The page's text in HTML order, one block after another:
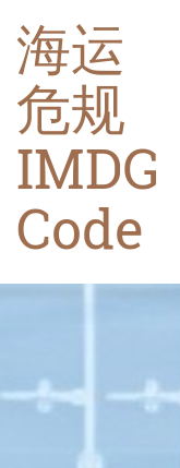
海运
危规
IMDG
Code